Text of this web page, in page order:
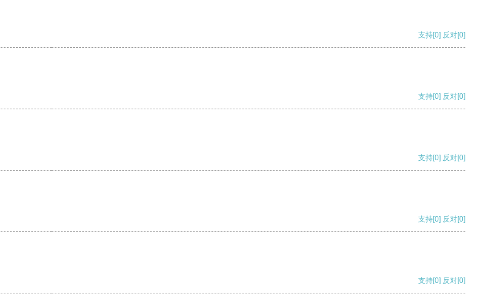
支持[0] 反对[0]
支持[0] 反对[0]
支持[0] 反对[0]
支持[0] 反对[0]
支持[0] 反对[0]